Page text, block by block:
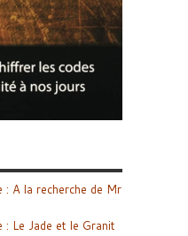
A la recherche de Mr
Le Jade et le Granit